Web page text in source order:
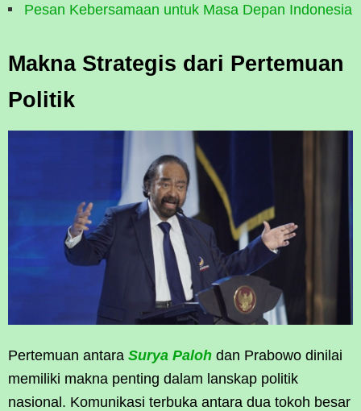
Pesan Kebersamaan untuk Masa Depan Indonesia
Makna Strategis dari Pertemuan
Politik
Pertemuan antara Surya Paloh dan Prabowo dinilai
memiliki makna penting dalam lanskap politik
nasional. Komunikasi terbuka antara dua tokoh besar